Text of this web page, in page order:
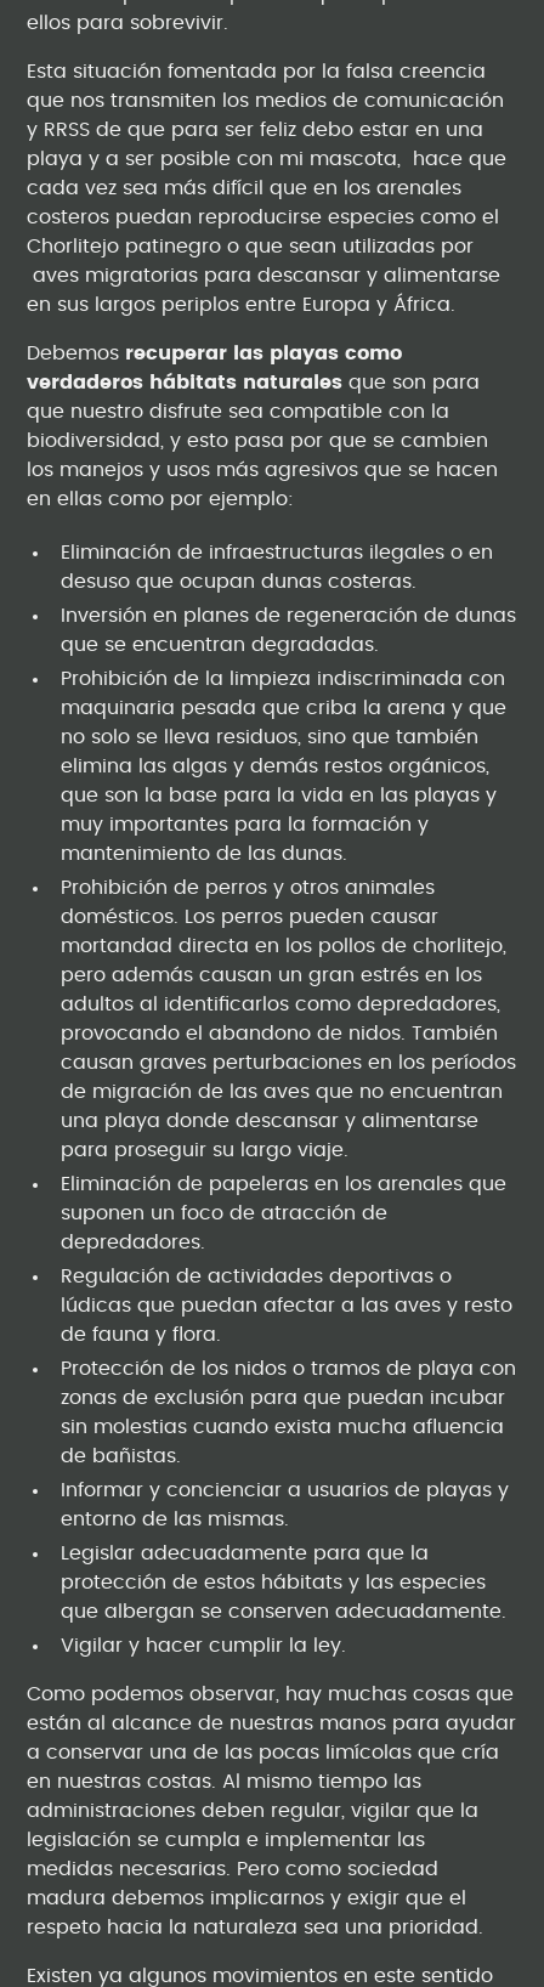
ellos para sobrevivir.
Esta situación fomentada por la falsa creencia
que nos transmiten los medios de comunicación
y RRSS de que para ser feliz debo estar en una
playa y a ser posible con mi mascota, hace que
cada vez sea más difícil que en los arenales
costeros puedan reproducirse especies como el
Chorlitejo patinegro o que sean utilizadas por
aves migratorias para descansar y alimentarse
en sus largos periplos entre Europa y África.
Debemos recuperar las playas como
verdaderos hábitats naturales que son para
que nuestro disfrute sea compatible con la
biodiversidad, y esto pasa por que se cambien
los manejos y usos más agresivos que se hacen
en ellas como por ejemplo:
Eliminación de infraestructuras ilegales o en
desuso que ocupan dunas costeras.
Inversión en planes de regeneración de dunas
que se encuentran degradadas.
Prohibición de la limpieza indiscriminada con
maquinaria pesada que criba la arena y que
no solo se lleva residuos, sino que también
elimina las algas y demás restos orgánicos,
que son la base para la vida en las playas y
muy importantes para la formación y
mantenimiento de las dunas.
Prohibición de perros y otros animales
domésticos. Los perros pueden causar
mortandad directa en los pollos de chorlitejo,
pero además causan un gran estrés en los
adultos al identificarlos como depredadores,
provocando el abandono de nidos. También
causan graves perturbaciones en los períodos
de migración de las aves que no encuentran
una playa donde descansar y alimentarse
para proseguir su largo viaje.
Eliminación de papeleras en los arenales que
suponen un foco de atracción de
depredadores.
Regulación de actividades deportivas o
lúdicas que puedan afectar a las aves y resto
de fauna y flora.
Protección de los nidos o tramos de playa con
zonas de exclusión para que puedan incubar
sin molestias cuando exista mucha afluencia
de bañistas.
Informar y concienciar a usuarios de playas y
entorno de las mismas.
Legislar adecuadamente para que la
protección de estos hábitats y las especies
que albergan se conserven adecuadamente.
Vigilar y hacer cumplir la ley.
Como podemos observar, hay muchas cosas que
están al alcance de nuestras manos para ayudar
a conservar una de las pocas limícolas que cría
en nuestras costas. Al mismo tiempo las
administraciones deben regular, vigilar que la
legislación se cumpla e implementar las
medidas necesarias. Pero como sociedad
madura debemos implicarnos y exigir que el
respeto hacia la naturaleza sea una prioridad.
Existen ya algunos movimientos en este sentido